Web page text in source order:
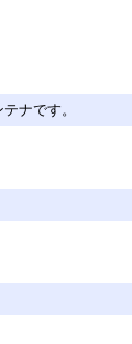
ナです。